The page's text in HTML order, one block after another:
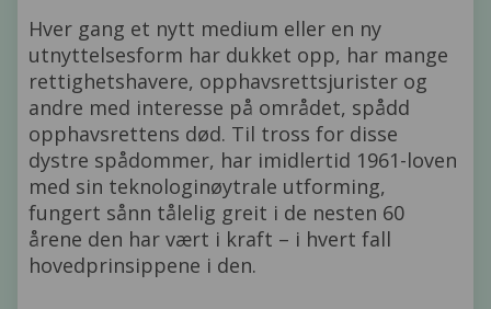
Hver gang et nytt medium eller en ny
utnyttelsesform har dukket opp, har mange
rettighetshavere, opphavsrettsjurister og
andre med interesse på området, spådd
opphavsrettens død. Til tross for disse
dystre spådommer, har imidlertid 1961-loven
med sin teknologinøytrale utforming,
fungert sånn tålelig greit i de nesten 60
årene den har vært i kraft – i hvert fall
hovedprinsippene i den.